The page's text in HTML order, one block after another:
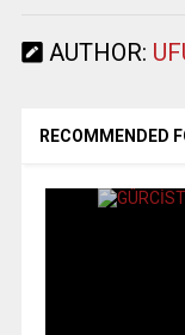
AUTHOR:
RECOMMENDED